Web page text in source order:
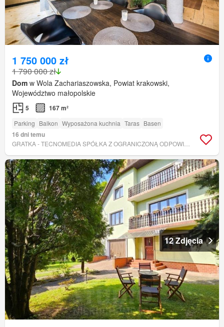
1 750 000 zł
1 790 000 zł
Dom w Wola Zachariaszowska, Powiat krakowski,
Województwo małopolskie
5 167 m²
Parking Balkon Wyposażona kuchnia Taras Basen
16 dni temu
12 Zdjęcia